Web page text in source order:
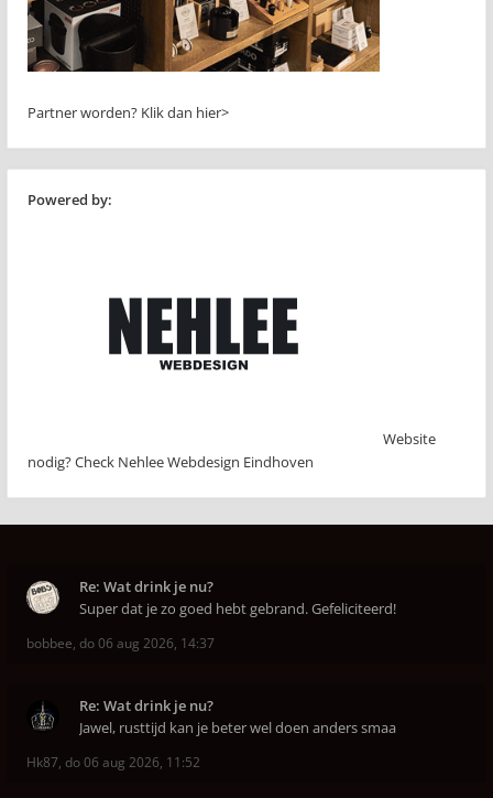
Partner worden? Klik dan hier>
Powered by:
Website
nodig? Check Nehlee Webdesign Eindhoven
Re: Wat drink je nu?
Super dat je zo goed hebt gebrand. Gefeliciteerd!
bobbee, do 06 aug 2026, 14:37
Re: Wat drink je nu?
Jawel, rusttijd kan je beter wel doen anders smaa
Hk87, do 06 aug 2026, 11:52